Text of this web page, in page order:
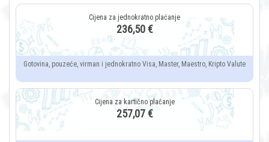
236,50 €
Gotovina, pouzeće, virman i jednokratno Visa, Master, Maestro, Kripto Valute
257,07 €